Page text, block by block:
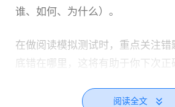
谁、如何、为什么）。
在做阅读模拟测试时，重点关注错
底错在哪里，这将有助于你下次正
阅读全文